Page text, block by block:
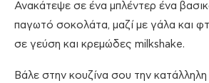
Ανακάτεψε σε ένα μπλέντερ ένα
παγωτό σοκολάτα, μαζί με γάλα και
σε γεύση και κρεμώδες milkshake.
Βάλε στην κουζίνα σου την κατάλληλη